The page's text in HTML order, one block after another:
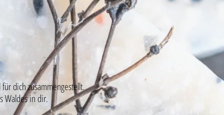
dem Baltikum.
dich zusammengestellt.
Waldes in dir.